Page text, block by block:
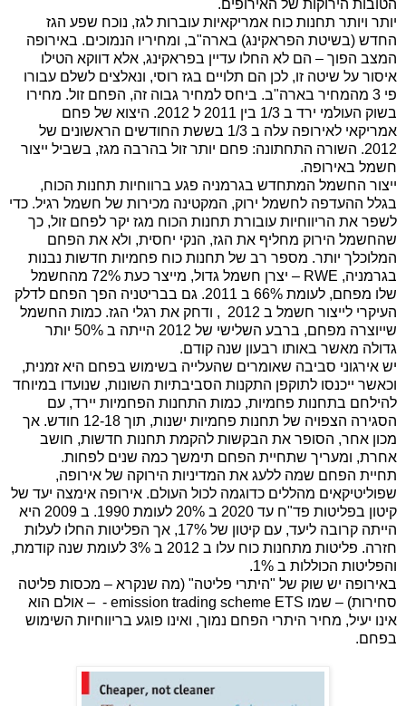
הטובות הירוקות של האירופים.
יותר ויותר תחנות כוח אמריקאיות עוברות לגז, נוכח שפע הגז
החדש (בשיטת הפראקינג) בארה"ב, ומחיריו הנמוכים. באירופה
המצב הפוך – הם לא החלו עדיין בפראקינג, אלא דווקא הטילו
איסור על שיטה זו, לכן הם תלויים בגז רוסי, ונאלצים לשלם עבורו
פי 3 מהמחיר בארה"ב. ביחס למחיר גבוה זה, הפחם זול. מחירו
בשוק העולמי ירד ב 1/3 בין 2011 ל 2012. היצוא של פחם
אמריקאי לאירופה עלה ב 1/3 בששת החודשים הראשונים של
2012. השורה התחתונה: פחם יותר זול בהרבה מגז, בשביל ייצור
חשמל באירופה.
ייצור החשמל המתחדש בגרמניה פגע ברווחיות תחנות הכוח,
בגלל ההעדפה לחשמל ירוק, המקטינה מכירות של חשמל רגיל. כדי
לשפר את הריווחיות עובורת תחנות הכוח מגז יקר לפחם זול, כך
שהחשמל הירוק מחליף את הגז, הנקי יחסית, ולא את הפחם
המלוכלך יותר. מספר רב של תחנות כוח פחמיות חדשות נבנות
בגרמניה, RWE
– יצרן חשמל גדול, מייצר כעת 72% מהחשמל
שלו מפחם, לעומת 66% ב 2011. גם בבריטניה הפך הפחם לדלק
העיקרי לייצור חשמל ב 2012 , ודחק את רגלי הגז. כמות החשמל
שייוצרה מפחם, ברבע השלישי של 2012 הייתה ב 50% יותר
גדולה מאשר באותו רבעון שנה קודם.
יש אירגוני סביבה שאומרים שהעלייה בשימוש בפחם היא זמנית,
וכאשר ייכנסו לתוקפן התקנות הסביבתיות השונות, שנועדו במיוחד
להילחם בתחנות פחמיות, כמות התחנות הפחמיות יירד, עם
הסגירה הצפויה של תחנות פחמיות ישנות, תוך 12-18 חודש. אך
מכון אחר, הסופר את הבקשות להקמת תחנות חדשות, חושב
אחרת, ומעריך שתחיית הפחם תימשך כמה שנים לפחות.
תחיית הפחם שמה ללעג את המדיניות הירוקה של אירופה,
שפוליטיקאים מהללים כדוגמה לכול העולם. אירופה אימצה יעד של
קיטון בפליטות פד"ח עד 2020 ב 20% לעומת 1990. ב 2009 היא
הייתה קרובה ליעד, עם קיטון של 17%, אך הפליטות החלו לעלות
חזרה. פליטות מתחנות כוח עלו ב 2012 ב 3% לעומת שנה קודמת,
והפליטות הכוללות ב 1%.
באירופה יש שוק של "היתרי פליטה" (מה שנקרא – מכסות פליטה
סחירות) – שמו ETS
- emission trading scheme – אולם הוא
אינו יעיל, מחיר היתרי הפחם נמוך, ואינו פוגע בריווחיות השימוש
בפחם.